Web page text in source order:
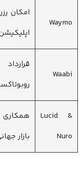
Waymo
امکان
Waabi
Lucid &
Nuro
بازار